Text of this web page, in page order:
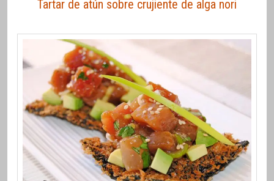
Tartar de atún sobre crujiente de alga nori